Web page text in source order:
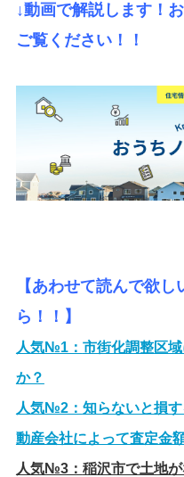
↓動画で解説します！
ご覧ください！！
【あわせて読んで欲
ら！！】
人気№1： 市街化調整区
か？
人気№2： 知らないと損
動産会社によって査定金
人気№3： 稲沢市で土地